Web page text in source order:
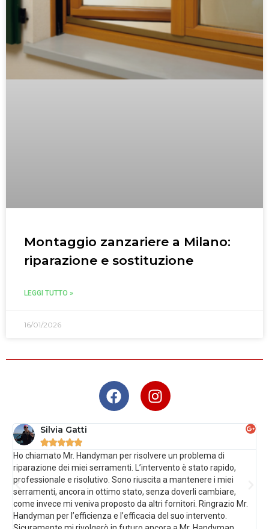
Montaggio zanzariere a Milano:
riparazione e sostituzione
LEGGI TUTTO »
16/01/2026
Silvia Gatti

Ho chiamato Mr. Handyman per risolvere un problema di
riparazione dei miei serramenti. L’intervento è stato rapido,
professionale e risolutivo. Sono riuscita a mantenere i miei
serramenti, ancora in ottimo stato, senza doverli cambiare,
come invece mi veniva proposto da altri fornitori. Ringrazio Mr.
Handyman per l’efficienza e l’efficacia del suo intervento.